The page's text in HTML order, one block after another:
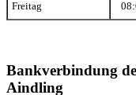
Freitag
Bankverbindung
Aindling